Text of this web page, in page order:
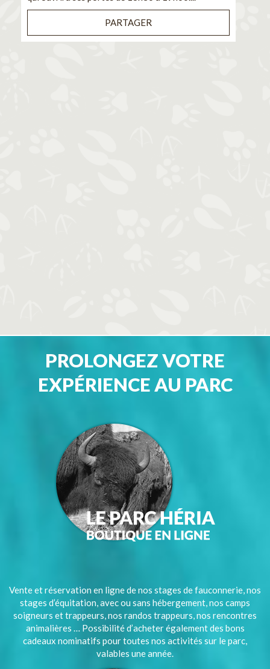
PARTAGER
PROLONGEZ VOTRE
EXPÉRIENCE AU PARC
Vente et réservation en ligne de nos stages de fauconnerie, nos
stages d’équitation, avec ou sans hébergement, nos camps
soigneurs et trappeurs, nos randos trappeurs, nos rencontres
animalières … Possibilité d’acheter également des bons
cadeaux nominatifs pour toutes nos activités sur le parc,
valables une année.